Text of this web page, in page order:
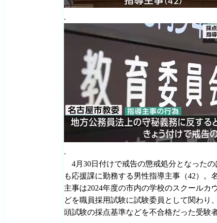
.
.
4月30日付けで戒告の懲戒処分となった
も応援課に勤務する男性指導主事（42）。
主事は2024年度の市内の学校のスクールカ
どを職員採用試験に試験委員として関わり
頭試験の採点基準などを不合格だった受験